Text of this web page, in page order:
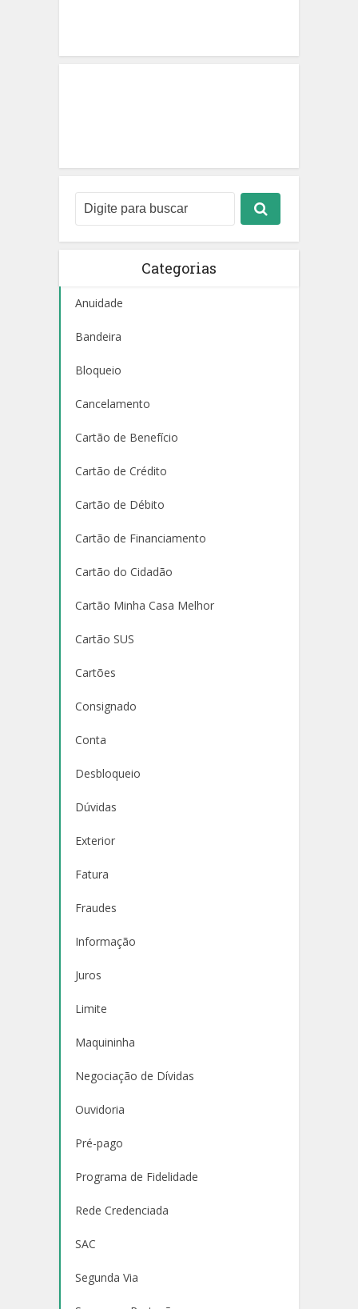
Categorias
Anuidade
Bandeira
Bloqueio
Cancelamento
Cartão de Benefício
Cartão de Crédito
Cartão de Débito
Cartão de Financiamento
Cartão do Cidadão
Cartão Minha Casa Melhor
Cartão SUS
Cartões
Consignado
Conta
Desbloqueio
Dúvidas
Exterior
Fatura
Fraudes
Informação
Juros
Limite
Maquininha
Negociação de Dívidas
Ouvidoria
Pré-pago
Programa de Fidelidade
Rede Credenciada
SAC
Segunda Via